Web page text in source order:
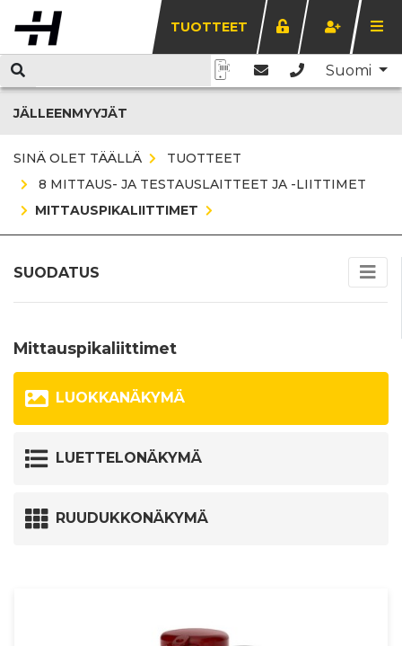
TUOTTEET
Suomi
JÄLLEENMYYJÄT
SINÄ OLET TÄÄLLÄ
TUOTTEET
8 MITTAUS- JA TESTAUSLAITTEET JA -LIITTIMET
MITTAUSPIKALIITTIMET
SUODATUS
Mittauspikaliittimet
LUOKKANÄKYMÄ
LUETTELONÄKYMÄ
RUUDUKKONÄKYMÄ